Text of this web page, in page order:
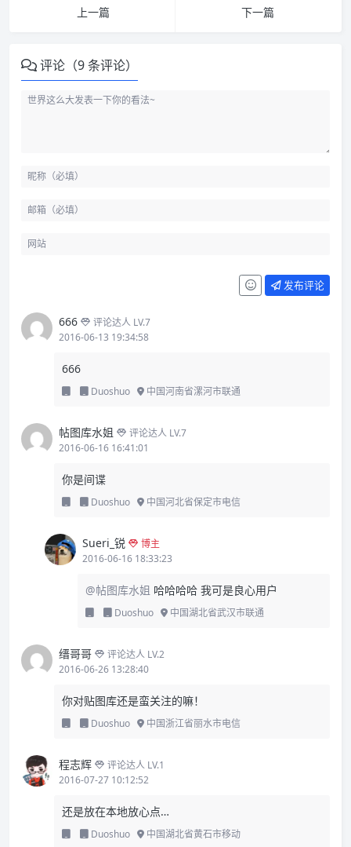
上一篇
下一篇
评论（9 条评论）
发布评论
666
评论达人 LV.7
2016-06-13 19:34:58
666
Duoshuo 中国河南省漯河市联通
帖图库水姐
评论达人 LV.7
2016-06-16 16:41:01
你是间谍
Duoshuo 中国河北省保定市电信
Sueri_锐
博主
2016-06-16 18:33:23
@帖图库水姐 哈哈哈哈 我可是良心用户
Duoshuo 中国湖北省武汉市联通
缙哥哥
评论达人 LV.2
2016-06-26 13:28:40
你对贴图库还是蛮关注的嘛！
Duoshuo 中国浙江省丽水市电信
程志辉
评论达人 LV.1
2016-07-27 10:12:52
还是放在本地放心点…
Duoshuo 中国湖北省黄石市移动